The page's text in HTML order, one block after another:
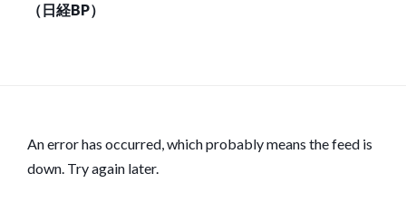
（日経BP）
An error has occurred, which probably means the feed is
down. Try again later.